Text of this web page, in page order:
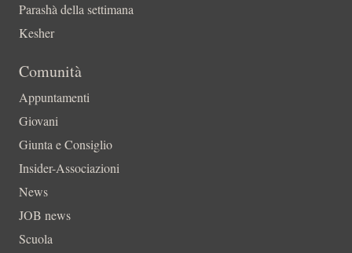
Parashà della settimana
Kesher
Comunità
Appuntamenti
Giovani
Giunta e Consiglio
Insider-Associazioni
News
JOB news
Scuola